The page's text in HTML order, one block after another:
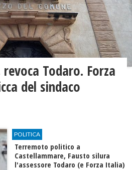
Todaro. Forza
del sindaco
POLITICA
Terremoto politico a
Castellammare, Fausto silura
l'assessore Todaro (e Forza Italia)